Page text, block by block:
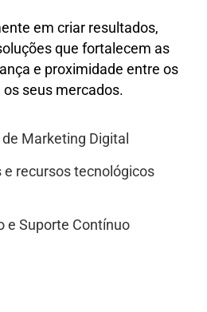
em criar resultados,
que fortalecem as
e proximidade entre os
seus mercados.
Marketing Digital
recursos tecnológicos
e Suporte Contínuo